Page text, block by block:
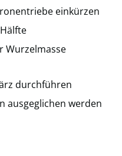
einkürzen
Wurzelmasse
durchführen
ausgeglichen werden